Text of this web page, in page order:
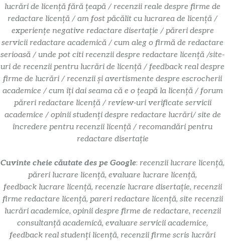
lucrări de licență fără țeapă / recenzii reale despre firme de
redactare licență / am fost păcălit cu lucrarea de licență /
experiențe negative redactare disertație / păreri despre
servicii redactare academică / cum aleg o firmă de redactare
serioasă / unde pot citi recenzii despre redactare licență /site-
uri de recenzii pentru lucrări de licență / feedback real despre
firme de lucrări / recenzii și avertismente despre escrocherii
academice / cum îți dai seama că e o țeapă la licență / forum
păreri redactare licență / review-uri verificate servicii
academice / opinii studenți despre redactare lucrări/ site de
încredere pentru recenzii licență / recomandări pentru
redactare disertație
Cuvinte cheie căutate des pe Google: recenzii lucrare licență,
păreri lucrare licență, evaluare lucrare licență,
feedback lucrare licență, recenzie lucrare disertație, recenzii
firme redactare licență, pareri redactare licență, site recenzii
lucrări academice, opinii despre firme de redactare, recenzii
consultanță academică, evaluare servicii academice,
feedback real studenți licență, recenzii firme scris lucrări